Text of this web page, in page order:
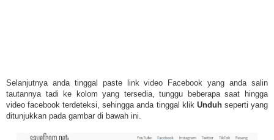
Selanjutnya anda tinggal paste link video Facebook yang anda salin
tautannya tadi ke kolom yang tersedia, tunggu beberapa saat hingga
video facebook terdeteksi, sehingga anda tinggal klik Unduh seperti yang
ditunjukkan pada gambar di bawah ini.